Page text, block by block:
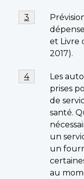
de
page
Note
de
3
et Livre
2017).
Retour à la
3
Note
de
Les
prises
de
santé.
un
un
au
Retour à la
4